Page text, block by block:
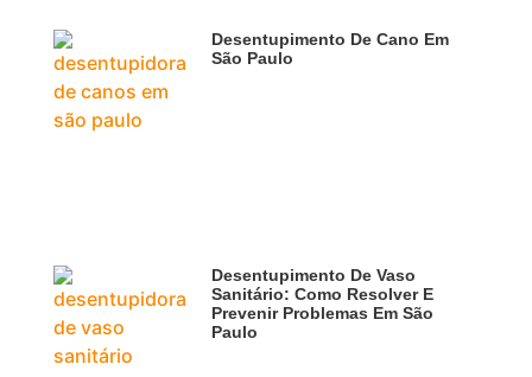
Desentupimento De Cano Em
São Paulo
Desentupimento De Vaso
Sanitário: Como Resolver E
Prevenir Problemas Em São
Paulo